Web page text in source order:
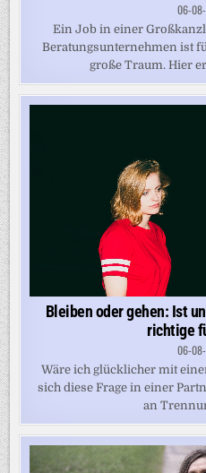
06-
Ein Job in einer
Beratungsunternehmen ist
große Traum. Hier
Bleiben oder gehen: Ist
richtige
06-
Wäre ich glücklicher mit
sich diese Frage in einer
an